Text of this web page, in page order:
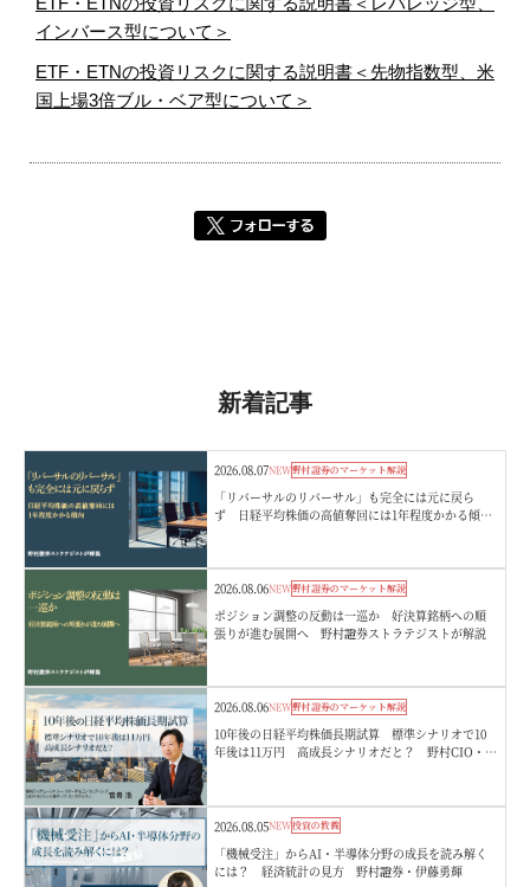
インバース型について＞
ETF・ETNの投資リスクに関する説明書＜先物指数型、米
国上場3倍ブル・ベア型について＞
新着記事
2026.08.07NEW野村證券のマーケット解説
「リバーサルのリバーサル」も完全には元に戻ら
ず 日経平均株価の高値奪回には1年程度かかる傾
2026.08.06NEW野村證券のマーケット解説
ポジション調整の反動は一巡か 好決算銘柄への順
張りが進む展開へ 野村證券ストラテジストが解説
2026.08.06NEW野村證券のマーケット解説
10年後の日経平均株価長期試算 標準シナリオで10
年後は11万円 高成長シナリオだと？ 野村CIO・宮
2026.08.05NEW投資の教養
「機械受注」からAI・半導体分野の成長を読み解く
には？ 経済統計の見方 野村證券・伊藤勇輝